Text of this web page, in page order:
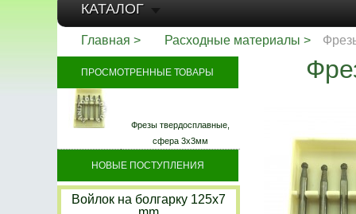
КАТАЛОГ
Главная Расходные материалы
ПРОСМОТРЕННЫЕ ТОВАРЫ
Фрезы твердосплавные,
сфера 3х3мм
НОВЫЕ ПОСТУПЛЕНИЯ
Войлок на болгарку 125х7